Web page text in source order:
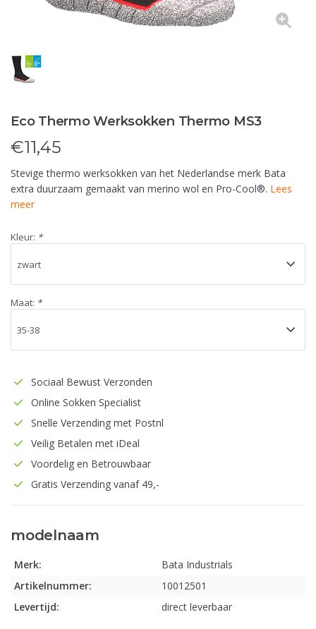
Eco Thermo Werksokken Thermo MS3
€11,45
Stevige thermo werksokken van het Nederlandse merk Bata
extra duurzaam gemaakt van merino wol en Pro-Cool®. Lees
meer
Kleur: *
Maat: *
Sociaal Bewust Verzonden
Online Sokken Specialist
Snelle Verzending met Postnl
Veilig Betalen met iDeal
Voordelig en Betrouwbaar
Gratis Verzending vanaf 49,-
modelnaam
Merk:
Bata Industrials
Artikelnummer:
10012501
Levertijd:
direct leverbaar